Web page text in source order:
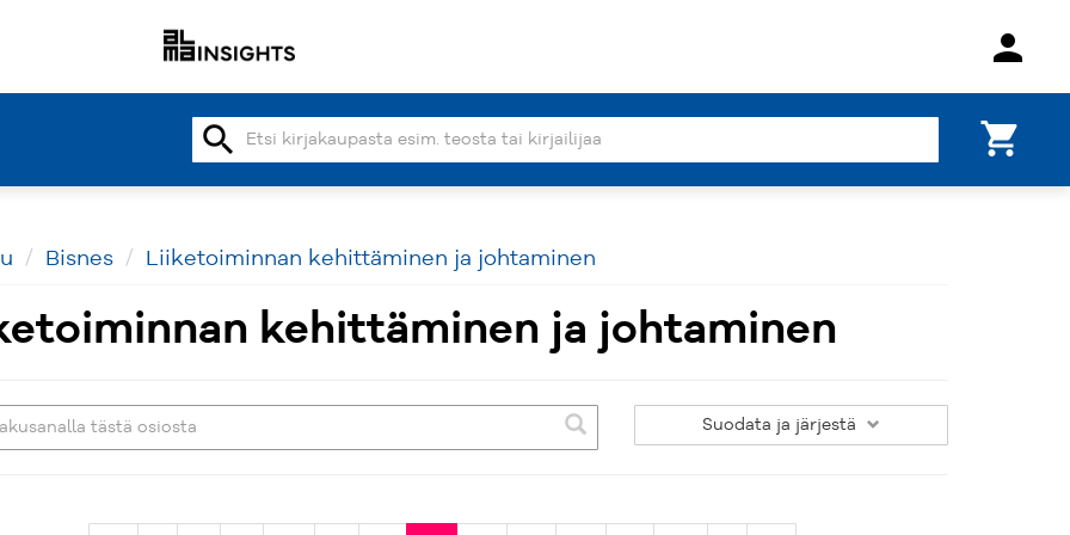
person
search shopping_cart
Bisnes Liiketoiminnan kehittäminen ja johtaminen
kehittäminen ja johtaminen
Suodata ja järjestä